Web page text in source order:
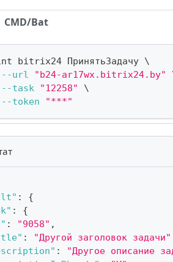
CMD/Bat
bitrix24 ПринятьЗадачу
\
--url
"b24-ar17wx.bitrix24.by"
--task
"12258"
\
--token
"***"
:
{
:
{
: "9058" ,
: "Другой заголовок задачи"
: "Другое описание